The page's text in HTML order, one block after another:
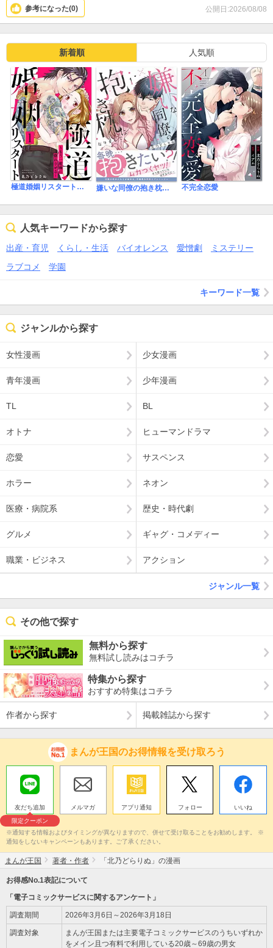
公開日:2026/08/08
参考になった(0)
新着順 人気順
極道婚姻リスタート～もう一度俺に惚れさせる～ 嫌いな同僚の抱き枕になりまして【コミックス版／描き下ろし特典つき】 不完全恋愛
人気キーワードから探す
出産・育児 くらし・生活 バイオレンス 愛憎劇
ミステリー
ラブコメ
学園
キーワード一覧
ジャンルから探す
女性漫画 少女漫画
青年漫画 少年漫画
TL BL
オトナ ヒューマンドラマ
恋愛 サスペンス
ホラー ネオン
医療・病院系 歴史・時代劇
グルメ ギャグ・コメディー
職業・ビジネス アクション
ジャンル一覧
その他で探す
無料から探す
無料試し読みはコチラ
特集から探す
おすすめ特集はコチラ
作者から探す 掲載雑誌から探す
まんが王国のお得情報を受け取ろう
友だち追加
限定クーポン
メルマガ アプリ通知 フォロー いいね
※通知する情報およびタイミングが異なりますので、併せて受け取ることをお勧めします。 ※
通知をしないキャンペーンもあります。ご了承ください。
まんが王国 著者・作者 「北乃どらりぬ」の漫画
お得感No.1表記について
「電子コミックサービスに関するアンケート」
調査期間 2026年3月6日～2026年3月18日
調査対象
まんが王国または主要電子コミックサービスのうちいずれか
をメイン且つ有料で利用している20歳～69歳の男女